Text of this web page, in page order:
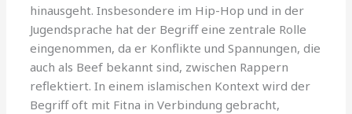
hinausgeht. Insbesondere im Hip-Hop und in der
Jugendsprache hat der Begriff eine zentrale Rolle
eingenommen, da er Konflikte und Spannungen, die
auch als Beef bekannt sind, zwischen Rappern
reflektiert. In einem islamischen Kontext wird der
Begriff oft mit Fitna in Verbindung gebracht,